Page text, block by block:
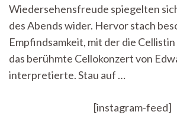
Wiedersehensfreude spiegelten
des Abends wider. Hervor stach
Empfindsamkeit, mit der die
das berühmte Cellokonzert von
interpretierte. Stau auf …
[instagram-feed]